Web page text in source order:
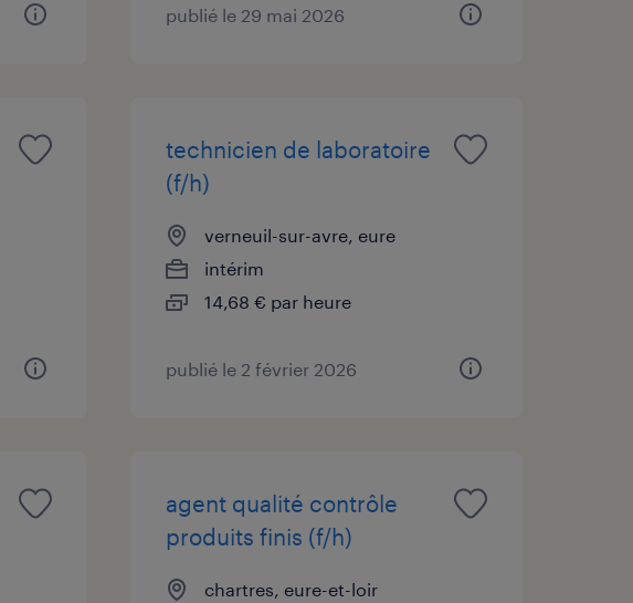
publié le 29 mai 2026
technicien de laboratoire
(f/h)
verneuil-sur-avre, eure
intérim
14,68 € par heure
publié le 2 février 2026
agent qualité contrôle
produits finis (f/h)
chartres, eure-et-loir